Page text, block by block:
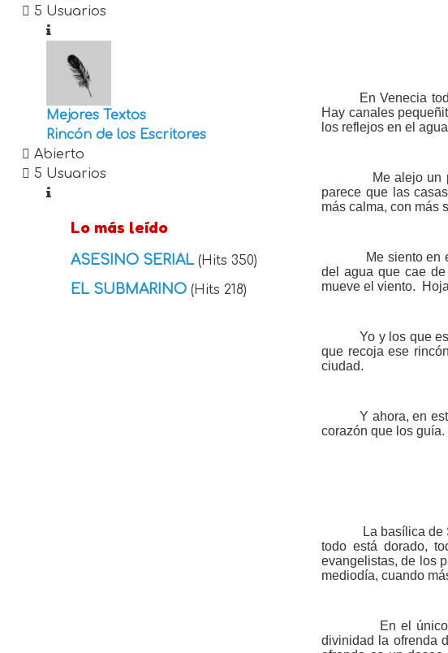
En Venecia
Hay canales
los reflejos en el
Me alejo un
parece que las
más calma, con más
Me siento en
del agua que cae
mueve el viento.
Yo y los que
que recoja ese
ciudad.
Y ahora, en
corazón que los guía.
La basílica
todo está dorado,
evangelistas, de los
mediodía, cuando
En el
divinidad la ofrenda
5 Usuarios
Mejores Textos
Rincón de los Escritores
Abierto
5 Usuarios
Lo más leído
ASESINO SERIAL (Hits 350)
EL SUBMARINO (Hits 218)